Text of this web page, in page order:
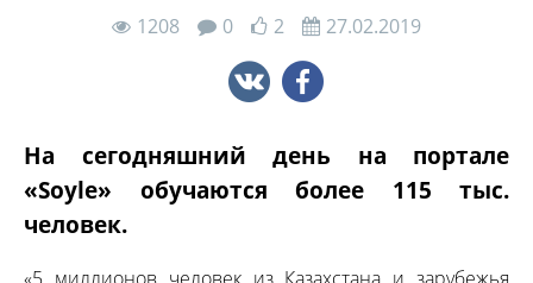
1208 0 2 27.02.2019
На сегодняшний день на портале
«Soyle» обучаются более 115 тыс.
человек.